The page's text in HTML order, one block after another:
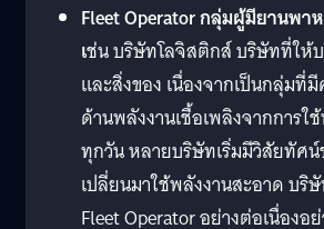
Fleet Operator กลุ่มผู้มียานพา
เช่น บริษัทโลจิสติกส์ บริษัทที่ให้
และสิ่งของ เนื่องจากเป็นกลุ่ม
ด้านพลังงานเชื้อเพลิงจากการ
ทุกวัน หลายบริษัทเริ่มมีวิสัยทัศ
เปลี่ยนมาใช้พลังงานสะอาด บริ
Fleet Operator อย่างต่อเนื่องอ